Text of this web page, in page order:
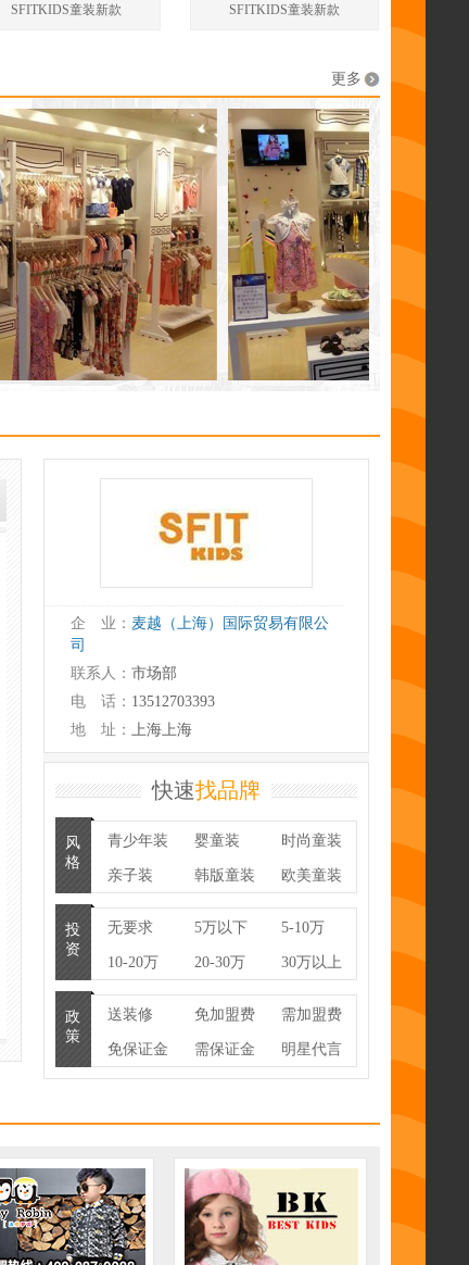
SFITKIDS童装新款 SFITKIDS童装新款
更多
企 业： 麦越（上海）国际贸易有限公
司
联系人： 市场部
电 话： 13512703393
地 址： 上海上海
快速找品牌
风
格
青少年装 婴童装 时尚童装
亲子装 韩版童装 欧美童装
潮牌 童鞋
投
资
无要求 5万以下 5-10万
10-20万 20-30万 30万以上
政
策
送装修 免加盟费 需加盟费
免保证金 需保证金 明星代言
联营 100%换货 货架提供
暂不公开 物流支持 房租补贴
包
厂家直供 线上运营